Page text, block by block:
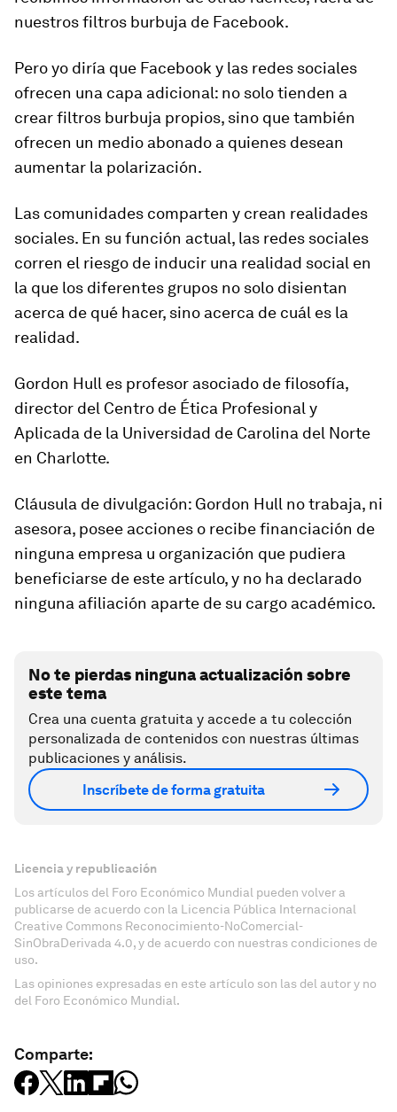
nuestros filtros burbuja de Facebook.
Pero yo diría que Facebook y las redes sociales
ofrecen una capa adicional: no solo tienden a
crear filtros burbuja propios, sino que también
ofrecen un medio abonado a quienes desean
aumentar la polarización.
Las comunidades comparten y crean realidades
sociales. En su función actual, las redes sociales
corren el riesgo de inducir una realidad social en
la que los diferentes grupos no solo disientan
acerca de qué hacer, sino acerca de cuál es la
realidad.
Gordon Hull es profesor asociado de filosofía,
director del Centro de Ética Profesional y
Aplicada de la Universidad de Carolina del Norte
en Charlotte.
Cláusula de divulgación: Gordon Hull no trabaja, ni
asesora, posee acciones o recibe financiación de
ninguna empresa u organización que pudiera
beneficiarse de este artículo, y no ha declarado
ninguna afiliación aparte de su cargo académico.
No te pierdas ninguna actualización sobre
este tema
Crea una cuenta gratuita y accede a tu colección
personalizada de contenidos con nuestras últimas
publicaciones y análisis.
Inscríbete de forma gratuita
Licencia y republicación
Los artículos del Foro Económico Mundial pueden volver a
publicarse de acuerdo con la Licencia Pública Internacional
Creative Commons Reconocimiento-NoComercial-
SinObraDerivada 4.0, y de acuerdo con nuestras condiciones de
uso.
Las opiniones expresadas en este artículo son las del autor y no
del Foro Económico Mundial.
Comparte: